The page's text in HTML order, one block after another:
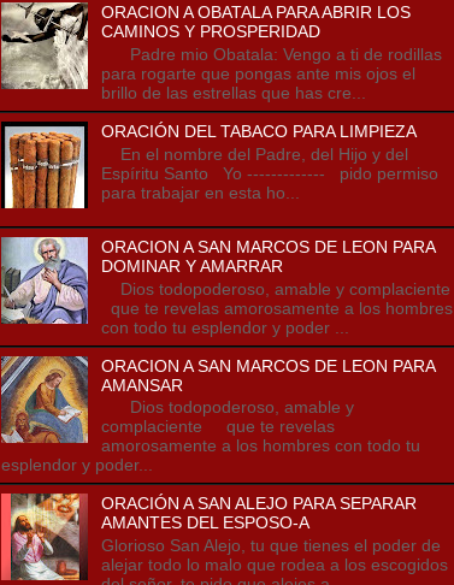
ORACION A OBATALA PARA ABRIR LOS
CAMINOS Y PROSPERIDAD
Padre mio Obatala: Vengo a ti de rodillas
para rogarte que pongas ante mis ojos el
brillo de las estrellas que has cre...
ORACIÓN DEL TABACO PARA LIMPIEZA
En el nombre del Padre, del Hijo y del
Espíritu Santo Yo ------------- pido permiso
para trabajar en esta ho...
ORACION A SAN MARCOS DE LEON PARA
DOMINAR Y AMARRAR
Dios todopoderoso, amable y complaciente
que te revelas amorosamente a los hombres
con todo tu esplendor y poder ...
ORACION A SAN MARCOS DE LEON PARA
AMANSAR
Dios todopoderoso, amable y
complaciente que te revelas
amorosamente a los hombres con todo tu
esplendor y poder...
ORACIÓN A SAN ALEJO PARA SEPARAR
AMANTES DEL ESPOSO-A
Glorioso San Alejo, tu que tienes el poder de
alejar todo lo malo que rodea a los escogidos